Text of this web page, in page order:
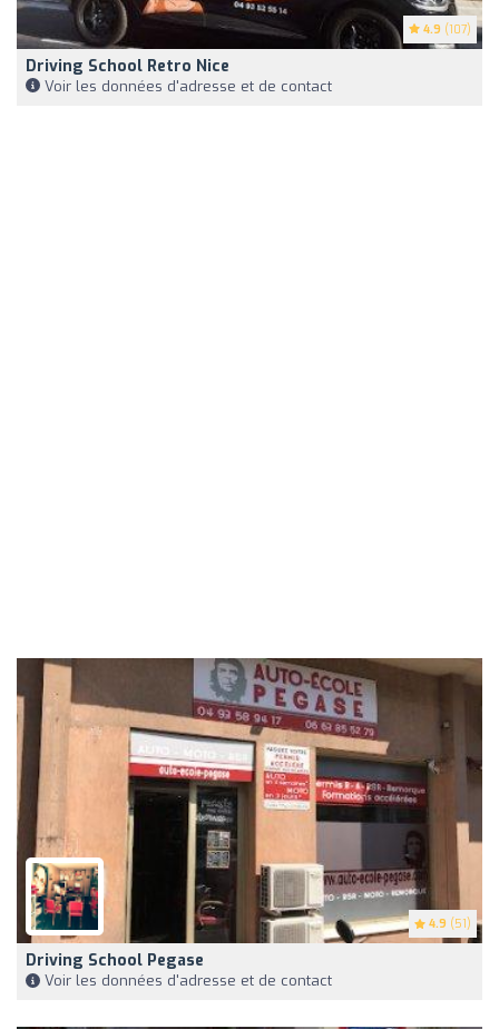
4.9 (107)
Driving School Retro Nice
Voir les données d'adresse et de contact
4.9 (51)
Driving School Pegase
Voir les données d'adresse et de contact